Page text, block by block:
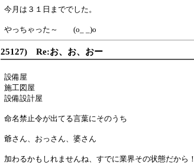
今月は３１日まででした。
やっちゃった～ (o_ _)o
25127) Re:お、お、おー
設備屋
施工図屋
設備設計屋
命名禁止令が出てる言葉にそのうち
爺さん、おっさん、婆さん
加わるかもしれませんね、すでに業界その状態だから！